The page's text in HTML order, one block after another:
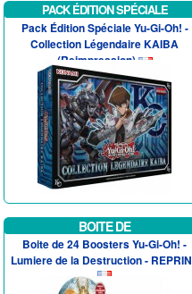
PACK ÉDITION SPÉCIALE
Pack Édition Spéciale Yu-Gi-Oh! -
Collection Légendaire KAIBA
(Reimpression)
BOITE DE
Boite de 24 Boosters Yu-Gi-Oh! -
Lumiere de la Destruction -